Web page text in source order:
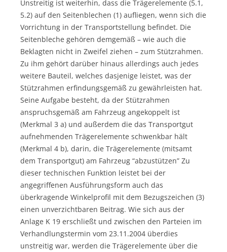
Unstreitig ist weiterhin, dass die Trägerelemente (5.1,
5.2) auf den Seitenblechen (1) aufliegen, wenn sich die
Vorrichtung in der Transportstellung befindet. Die
Seitenbleche gehören demgemäß – wie auch die
Beklagten nicht in Zweifel ziehen – zum Stützrahmen.
Zu ihm gehört darüber hinaus allerdings auch jedes
weitere Bauteil, welches dasjenige leistet, was der
Stützrahmen erfindungsgemäß zu gewährleisten hat.
Seine Aufgabe besteht, da der Stützrahmen
anspruchsgemäß am Fahrzeug angekoppelt ist
(Merkmal 3 a) und außerdem die das Transportgut
aufnehmenden Trägerelemente schwenkbar hält
(Merkmal 4 b), darin, die Trägerelemente (mitsamt
dem Transportgut) am Fahrzeug “abzustützen” Zu
dieser technischen Funktion leistet bei der
angegriffenen Ausführungsform auch das
überkragende Winkelprofil mit dem Bezugszeichen (3)
einen unverzichtbaren Beitrag. Wie sich aus der
Anlage K 19 erschließt und zwischen den Parteien im
Verhandlungstermin vom 23.11.2004 überdies
unstreitig war, werden die Trägerelemente über die